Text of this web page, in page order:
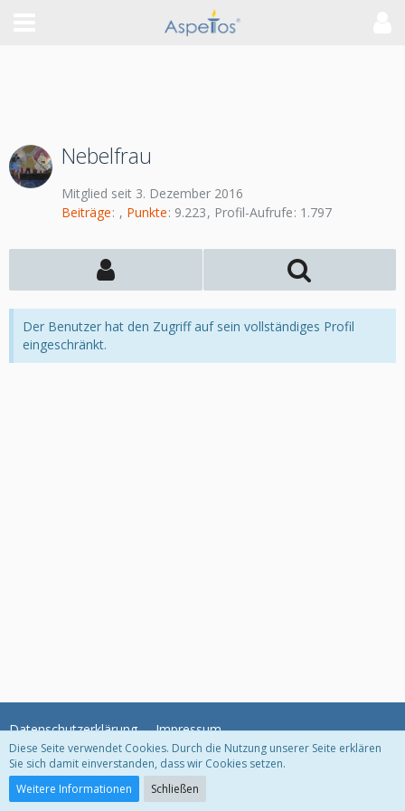
Nebelfrau
Mitglied seit 3. Dezember 2016
Beiträge
Punkte 9.223 Profil-Aufrufe 1.797
Der Benutzer hat den Zugriff auf sein vollständiges Profil
eingeschränkt.
Datenschutzerklärung Impressum
Community-Software:
Diese Seite verwendet Cookies. Durch die Nutzung unserer Seite erklären
Sie sich damit einverstanden, dass wir Cookies setzen.
Weitere Informationen
Schließen